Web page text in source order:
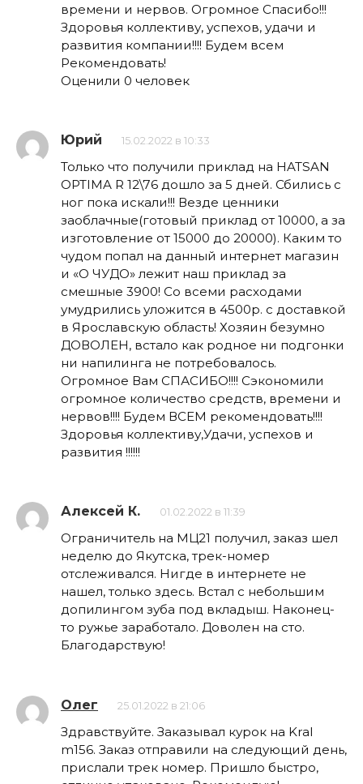
времени и нервов. Огромное Спасибо!!!
Здоровья коллективу, успехов, удачи и
развития компании!!!! Будем всем
Рекомендовать!
Оценили 0 человек
Юрий 15.02.2022 в 10:33
Только что получили приклад на HATSAN
OPTIMA R 12\76 дошло за 5 дней. Сбились с
ног пока искали!!! Везде ценники
заоблачные(готовый приклад от 10000, а за
изготовление от 15000 до 20000). Каким то
чудом попал на данный интернет магазин
и «О ЧУДО» лежит наш приклад за
смешные 3900! Со всеми расходами
умудрились уложится в 4500р. с доставкой
в Ярославскую область! Хозяин безумно
ДОВОЛЕН, встало как родное ни подгонки
ни напилинга не потребовалось.
Огромное Вам СПАСИБО!!!! Сэкономили
огромное количество средств, времени и
нервов!!!! Будем ВСЕМ рекомендовать!!!!
Здоровья коллективу,Удачи, успехов и
развития !!!!!!
Алексей К. 01.02.2022 в 11:39
Ограничитель на МЦ21 получил, заказ шел
неделю до Якутска, трек-номер
отслеживался. Нигде в интернете не
нашел, только здесь. Встал с небольшим
допилингом зуба под вкладыш. Наконец-
то ружье заработало. Доволен на сто.
Благодарствую!
Олег 25.01.2022 в 21:06
Здравствуйте. Заказывал курок на Kral
m156. Заказ отправили на следующий день,
прислали трек номер. Пришло быстро,